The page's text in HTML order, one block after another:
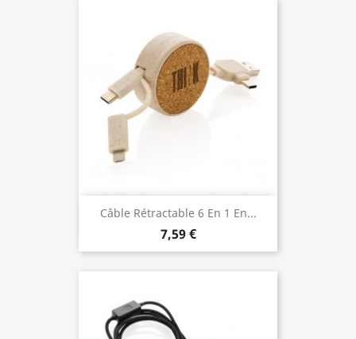
Câble Rétractable 6 En 1 En...
7,59 €